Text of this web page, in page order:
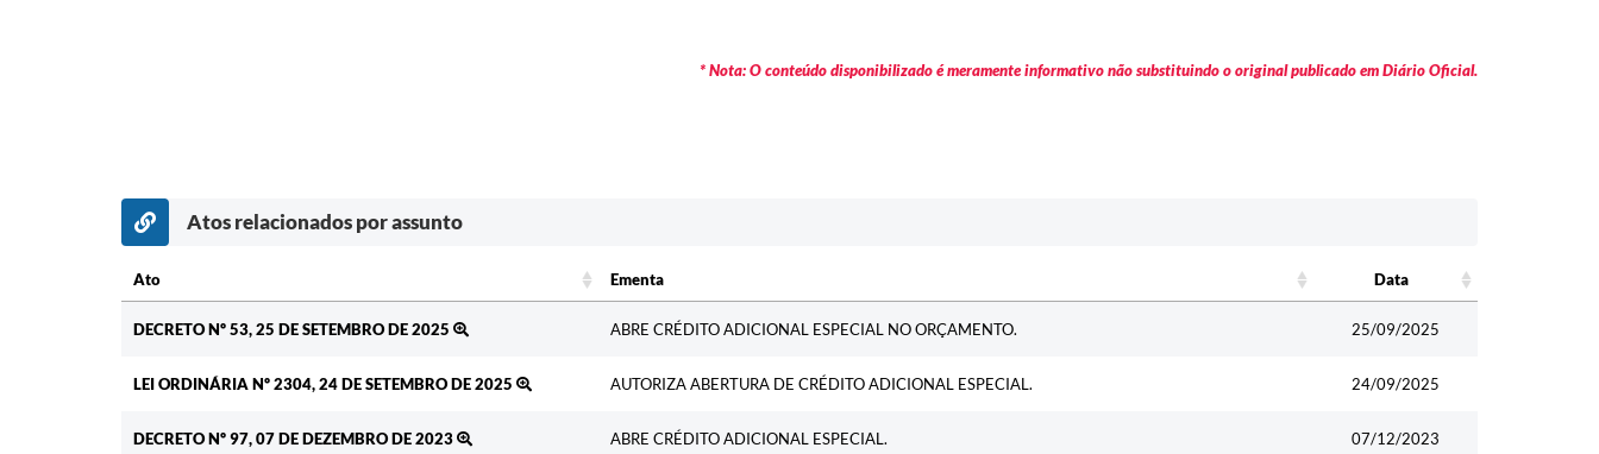
* Nota: O conteúdo disponibilizado é meramente informativo não substituindo o original publicado em Diário Oficial.
Atos relacionados por assunto
Ato Ementa
Data
DECRETO Nº 53, 25 DE SETEMBRO DE 2025
ABRE CRÉDITO ADICIONAL ESPECIAL NO ORÇAMENTO. 25/09/2025
LEI ORDINÁRIA Nº 2304, 24 DE SETEMBRO DE 2025 AUTORIZA ABERTURA DE CRÉDITO ADICIONAL ESPECIAL. 24/09/2025
DECRETO Nº 97, 07 DE DEZEMBRO DE 2023 ABRE CRÉDITO ADICIONAL ESPECIAL. 07/12/2023